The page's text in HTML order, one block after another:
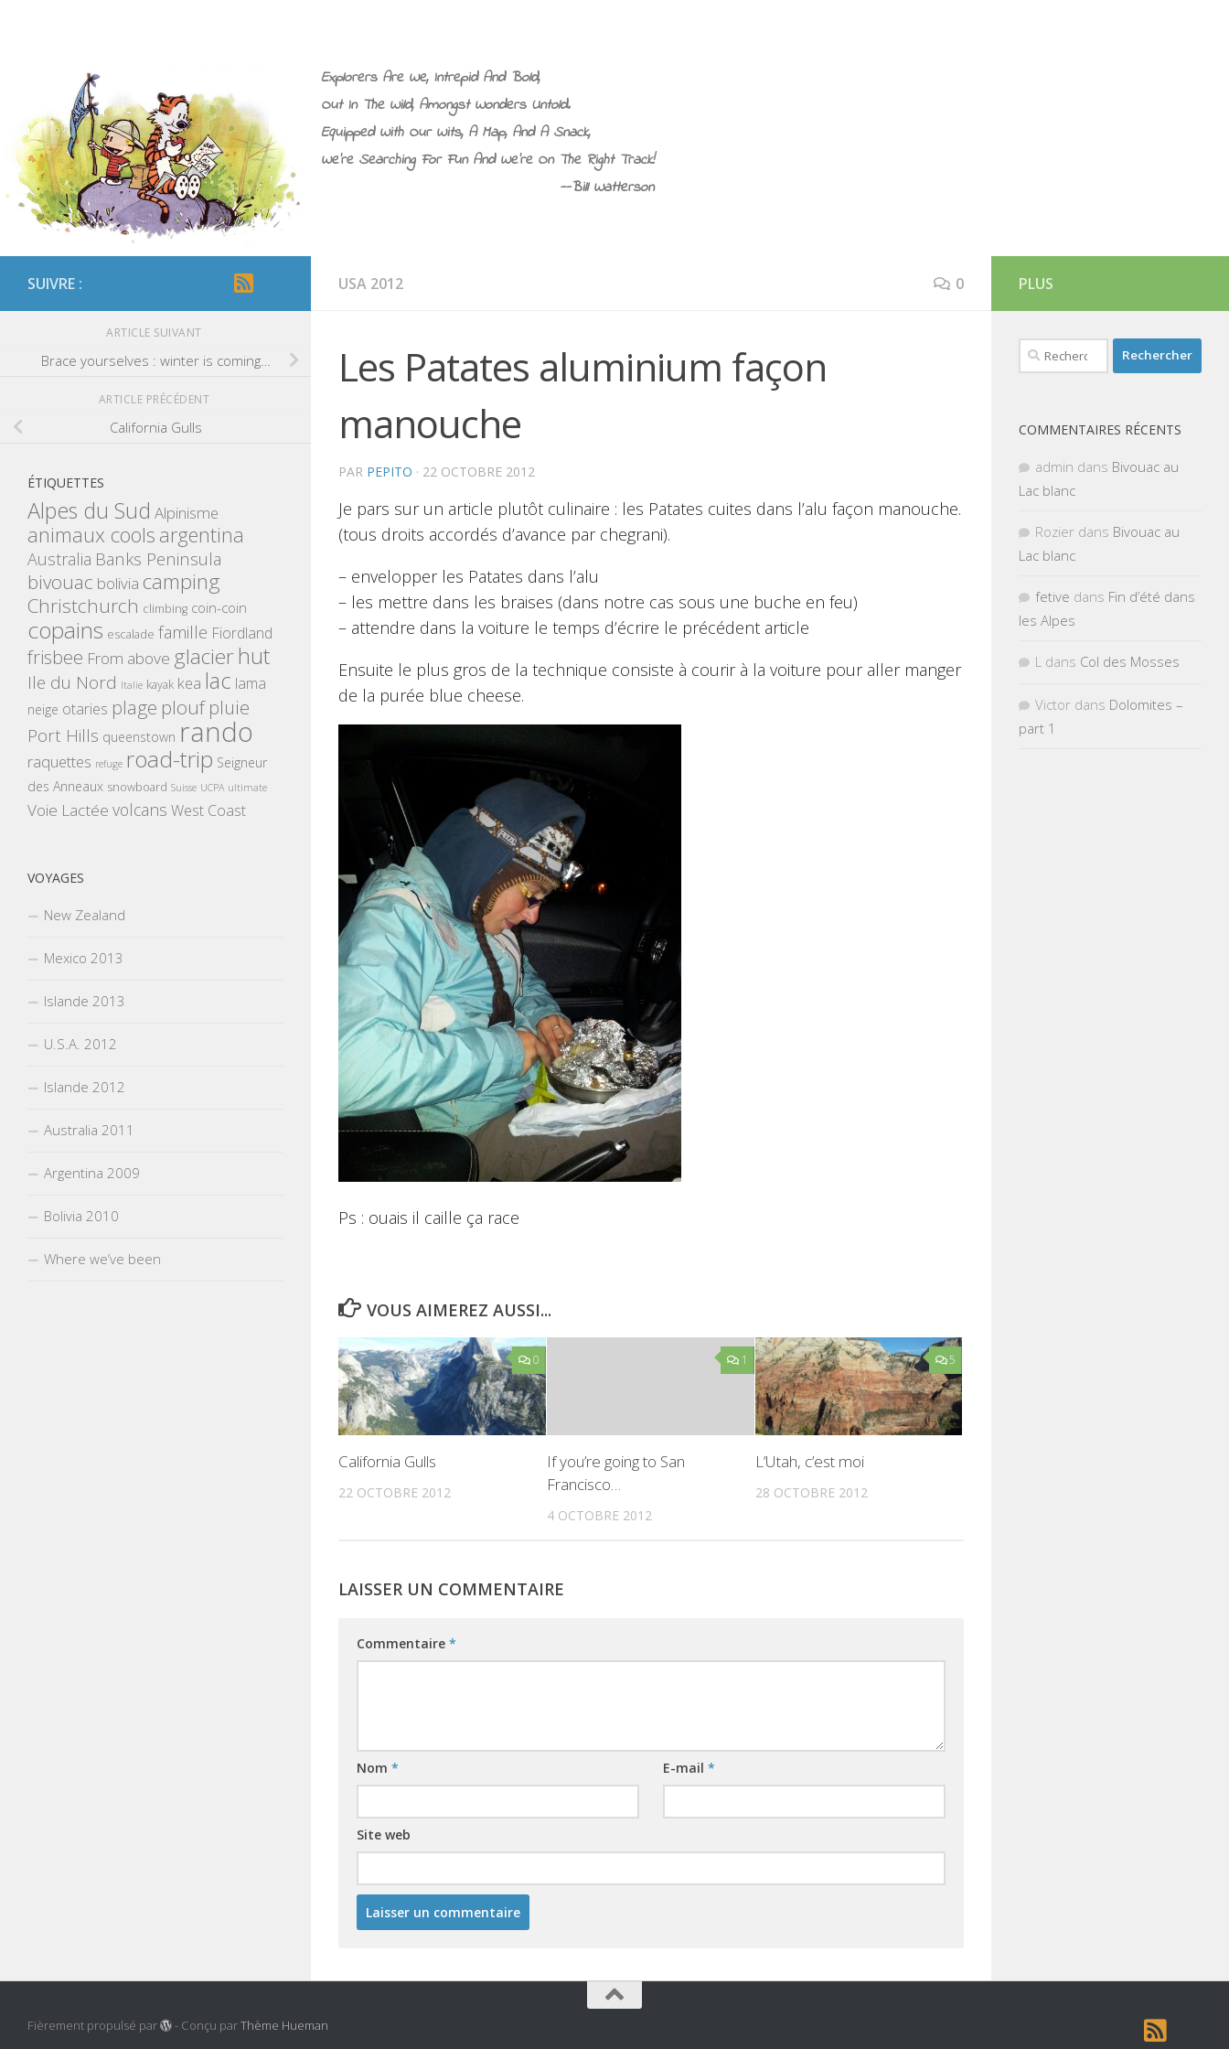
Explorers Are We, Intrepid And Bold,
Out In The Wild, Amongst Wonders Untold.
Equipped With Our Wits, A Map, And A Snack,
We’re Searching For Fun And We’re On The Right Track!
--Bill Watterson
USA 2012 0
Les Patates aluminium façon
manouche
PAR PEPITO · 22 OCTOBRE 2012
Je pars sur un article plutôt culinaire : les Patates cuites dans l’alu façon manouche.
(tous droits accordés d’avance par chegrani).
– envelopper les Patates dans l’alu
– les mettre dans les braises (dans notre cas sous une buche en feu)
– attendre dans la voiture le temps d’écrire le précédent article
Ensuite le plus gros de la technique consiste à courir à la voiture pour aller manger
de la purée blue cheese.
Ps : ouais il caille ça race
VOUS AIMEREZ AUSSI...
0
California Gulls
22 OCTOBRE 2012
1
If you’re going to San
Francisco…
4 OCTOBRE 2012
5
L’Utah, c’est moi
28 OCTOBRE 2012
LAISSER UN COMMENTAIRE
Commentaire *
Nom * E-mail *
Site web
SUIVRE :
ARTICLE SUIVANT
Brace yourselves : winter is coming…
ARTICLE PRÉCÉDENT
California Gulls
ÉTIQUETTES
Alpes du Sud Alpinisme
animaux cools argentina
Australia Banks Peninsula
bivouac bolivia camping
Christchurch climbing coin-coin
copains escalade famille Fiordland
frisbee From above glacierhut
Ile du Nord Italie kayak kea lac lama
neige otaries plage plouf pluie
Port Hills queenstown rando
raquettes refuge road-trip Seigneur
des Anneaux snowboard Suisse UCPA ultimate
Voie Lactée volcans West Coast
VOYAGES
New Zealand
Mexico 2013
Islande 2013
U.S.A. 2012
Islande 2012
Australia 2011
Argentina 2009
Bolivia 2010
Where we’ve been
PLUS
Rechercher :
COMMENTAIRES RÉCENTS
admin dans Bivouac au
Lac blanc
Rozier dans Bivouac au
Lac blanc
fetive dans Fin d’été dans
les Alpes
L dans Col des Mosses
Victor dans Dolomites –
part 1
Fièrement propulsé par - Conçu parThème Hueman